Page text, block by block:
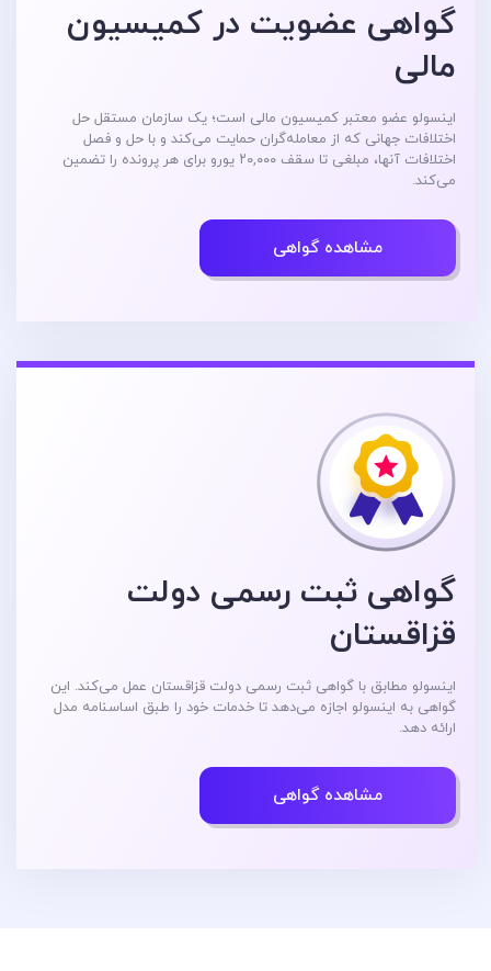
گواهی عضویت در کمیسیون
مالی
اینسولو عضو معتبر کمیسیون مالی است؛ یک سازمان مستقل حل
اختلافات جهانی که از معامله‌گران حمایت می‌کند و با حل و فصل
اختلافات آنها، مبلغی تا سقف ۲۰,۰۰۰ یورو برای هر پرونده را تضمین
می‌کند.
مشاهده گواهی
گواهی ثبت رسمی دولت
قزاقستان
اینسولو مطابق با گواهی ثبت رسمی دولت قزاقستان عمل می‌کند. این
گواهی به اینسولو اجازه می‌دهد تا خدمات خود را طبق اساسنامه مدل
ارائه دهد.
مشاهده گواهی